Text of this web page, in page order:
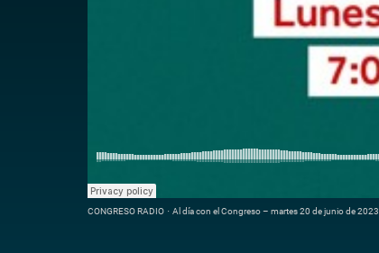
CONGRESO RADIO · Al día con el Congreso – martes 20 de junio de 2023